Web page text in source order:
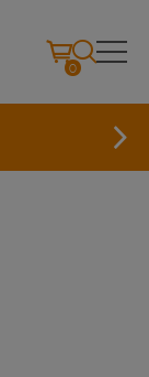
0